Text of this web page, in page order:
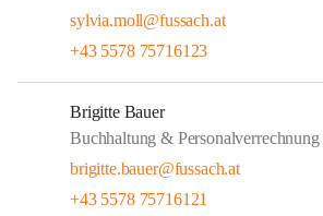
sylvia.moll@fussach.at
+43 5578 75716123
Brigitte Bauer
Buchhaltung & Personalverrechnung
brigitte.bauer@fussach.at
+43 5578 75716121